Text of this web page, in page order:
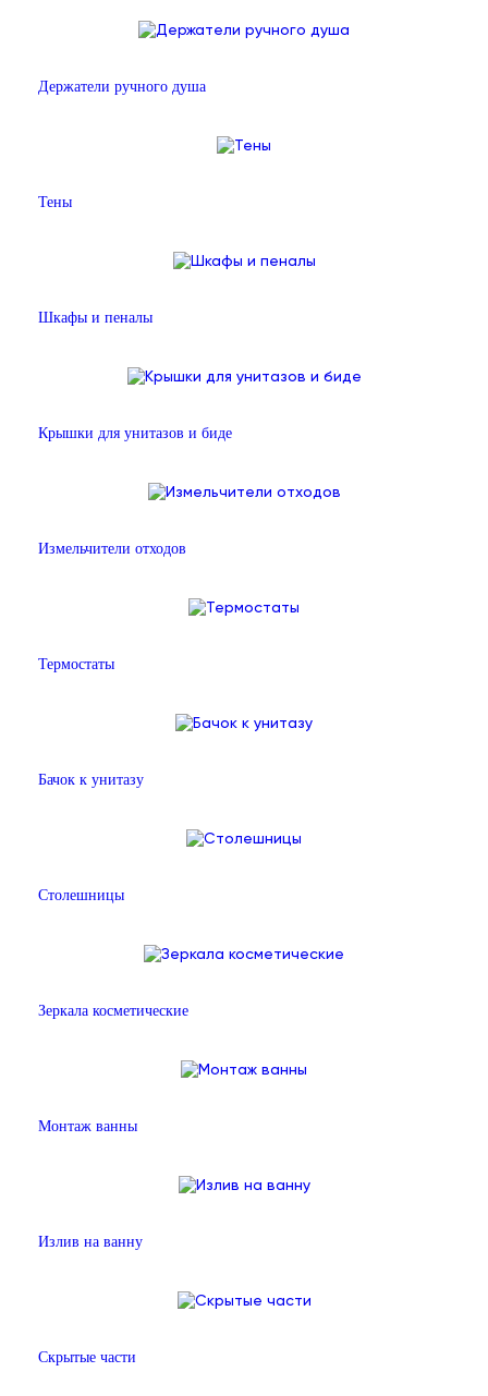
Держатели ручного душа
Тены
Шкафы и пеналы
Крышки для унитазов и биде
Измельчители отходов
Термостаты
Бачок к унитазу
Столешницы
Зеркала косметические
Монтаж ванны
Излив на ванну
Скрытые части